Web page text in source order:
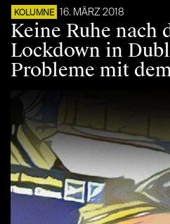
KOLUMNE 16. MÄRZ 2018
Keine Ruhe nach
Lockdown in
Probleme mit